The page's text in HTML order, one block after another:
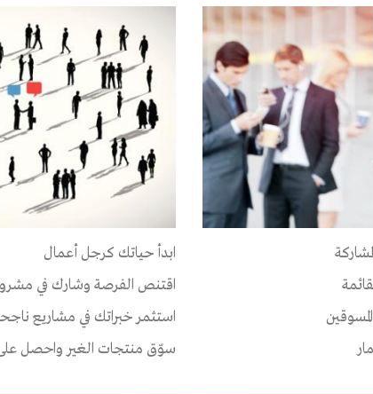
ابدأ حياتك كرجل أعمال
اقتنص الفرصة وشارك في
استثمر خبراتك في مشاريع
سوّق منتجات الغير واحصل على
بيانات صاحب المشروع
Lean canvas/أداة تخطيط أعمال
لموظفي الدوله بناء وتشطيب بلاط رخام دهانات سباكه صرف
في اعمال المقاولات وادارتها لمدة 10 سنوات قمنا بتنفيذ العديد من المشاريع في مجال الاعمال الخرسانيه
والمساجد وخزانات المياه وترميم المباني الاثريه والطينيه